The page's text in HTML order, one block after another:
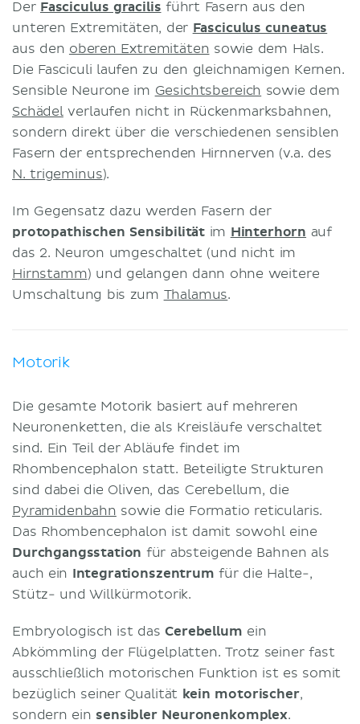
Der Fasciculus gracilis führt Fasern aus den
unteren Extremitäten, der Fasciculus cuneatus
aus den oberen Extremitäten sowie dem Hals.
Die Fasciculi laufen zu den gleichnamigen Kernen.
Sensible Neurone im Gesichtsbereich sowie dem
Schädelverlaufen nicht in Rückenmarksbahnen,
sondern direkt über die verschiedenen sensiblen
Fasern der entsprechenden Hirnnerven (v.a. des
N. trigeminus).
Im Gegensatz dazu werden Fasern der
protopathischen Sensibilität im Hinterhorn auf
das 2. Neuron umgeschaltet (und nicht im
Hirnstamm) und gelangen dann ohne weitere
Umschaltung bis zum Thalamus.
Motorik
Die gesamte Motorik basiert auf mehreren
Neuronenketten, die als Kreisläufe verschaltet
sind. Ein Teil der Abläufe findet im
Rhombencephalon statt. Beteiligte Strukturen
sind dabei die Oliven, das Cerebellum, die
Pyramidenbahn sowie die Formatio reticularis.
Das Rhombencephalon ist damit sowohl eine
Durchgangsstation für absteigende Bahnen als
auch ein Integrationszentrum für die Halte-,
Stütz- und Willkürmotorik.
Embryologisch ist dasCerebellum ein
Abkömmling der Flügelplatten. Trotz seiner fast
ausschließlich motorischen Funktion ist es somit
bezüglich seiner Qualität kein motorischer,
sondern ein sensibler Neuronenkomplex.